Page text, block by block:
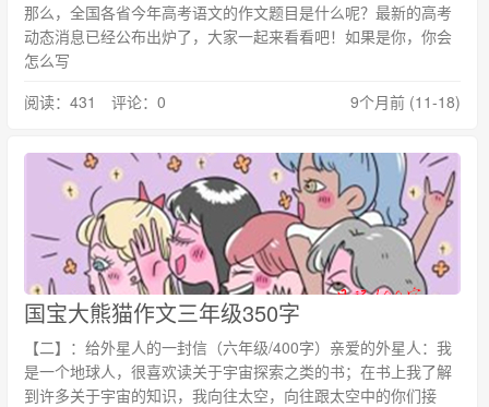
那么，全国各省今年高考语文的作文题目是什么呢？最新的高考
动态消息已经公布出炉了，大家一起来看看吧！如果是你，你会
怎么写
阅读：431 评论：0
9个月前 (11-18)
国宝大熊猫作文三年级350字
【二】：给外星人的一封信（六年级/400字）亲爱的外星人：我
是一个地球人，很喜欢读关于宇宙探索之类的书；在书上我了解
到许多关于宇宙的知识，我向往太空，向往跟太空中的你们接